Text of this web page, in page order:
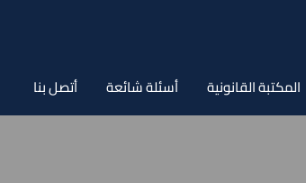
المكتبة القانونية أسئلة شائعة أتصل بنا